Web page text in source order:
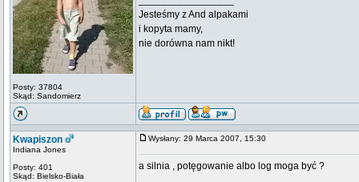
Posty: 37804
Skąd: Sandomierz
Jesteśmy z And alpakami
i kopyta mamy,
nie dorówna nam nikt!
Kwapiszon
Indiana Jones
Posty: 401
Skąd: Bielsko-Biała
Wysłany: 29 Marca 2007, 15:30
a silnia , potęgowanie albo log moga być ?